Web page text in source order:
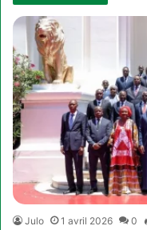
Julo 1 avril 2026 0